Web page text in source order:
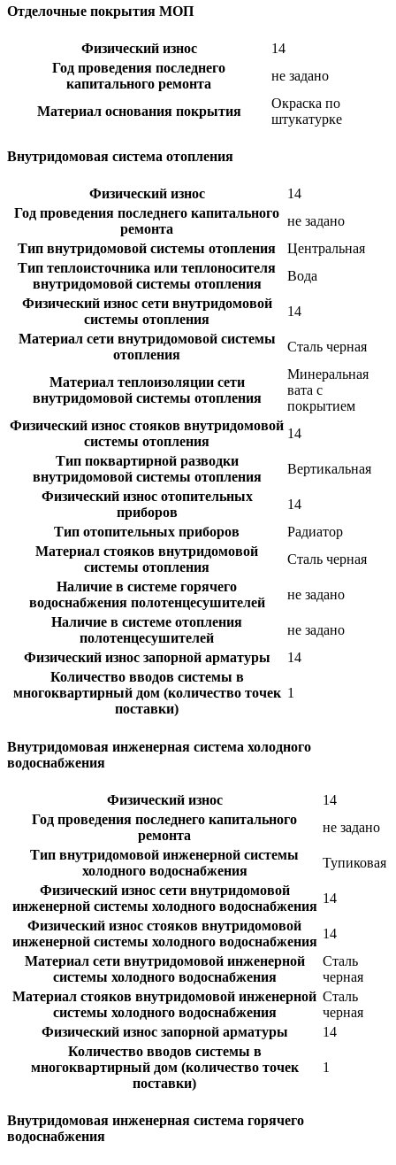
Отделочные покрытия МОП
Физический износ
14
Год проведения последнего
капитального ремонта
не задано
Материал основания покрытия
Окраска по
штукатурке
Внутридомовая система отопления
Физический износ
14
Год проведения последнего капитального
ремонта
не задано
Тип внутридомовой системы отопления
Центральная
Тип теплоисточника или теплоносителя
внутридомовой системы отопления
Вода
Физический износ сети внутридомовой
системы отопления
14
Материал сети внутридомовой системы
отопления
Сталь черная
Материал теплоизоляции сети
внутридомовой системы отопления
Минеральная
вата с
покрытием
Физический износ стояков внутридомовой
системы отопления
14
Тип поквартирной разводки
внутридомовой системы отопления
Вертикальная
Физический износ отопительных
приборов
14
Тип отопительных приборов
Радиатор
Материал стояков внутридомовой
системы отопления
Сталь черная
Наличие в системе горячего
водоснабжения полотенцесушителей
не задано
Наличие в системе отопления
полотенцесушителей
не задано
Физический износ запорной арматуры
14
Количество вводов системы в
многоквартирный дом (количество точек
поставки)
1
Внутридомовая инженерная система холодного
водоснабжения
Физический износ
14
Год проведения последнего капитального
ремонта
не задано
Тип внутридомовой инженерной системы
холодного водоснабжения
Тупиковая
Физический износ сети внутридомовой
инженерной системы холодного водоснабжения
14
Физический износ стояков внутридомовой
инженерной системы холодного водоснабжения
14
Материал сети внутридомовой инженерной
системы холодного водоснабжения
Сталь
черная
Материал стояков внутридомовой инженерной
системы холодного водоснабжения
Сталь
черная
Физический износ запорной арматуры
14
Количество вводов системы в
многоквартирный дом (количество точек
поставки)
1
Внутридомовая инженерная система горячего
водоснабжения